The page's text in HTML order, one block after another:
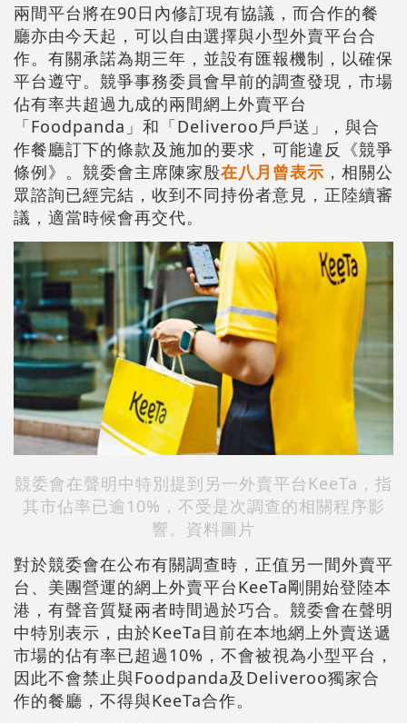
兩間平台將在90日內修訂現有協議，而合作的餐
廳亦由今天起，可以自由選擇與小型外賣平台合
作。有關承諾為期三年，並設有匯報機制，以確保
平台遵守。競爭事務委員會早前的調查發現，市場
佔有率共超過九成的兩間網上外賣平台
「Foodpanda」和「Deliveroo戶戶送」，與合
作餐廳訂下的條款及施加的要求，可能違反《競爭
條例》。競委會主席陳家殷在八月曾表示 ，相關公
眾諮詢已經完結，收到不同持份者意見，正陸續審
議，適當時候會再交代。
競委會在聲明中特別提到另一外賣平台KeeTa，指
其市佔率已逾10%，不受是次調查的相關程序影
響。資料圖片
對於競委會在公布有關調查時，正值另一間外賣平
台、美團營運的網上外賣平台KeeTa剛開始登陸本
港，有聲音質疑兩者時間過於巧合。競委會在聲明
中特別表示，由於KeeTa目前在本地網上外賣送遞
市場的佔有率已超過10%，不會被視為小型平台，
因此不會禁止與Foodpanda及Deliveroo獨家合
作的餐廳，不得與KeeTa合作。